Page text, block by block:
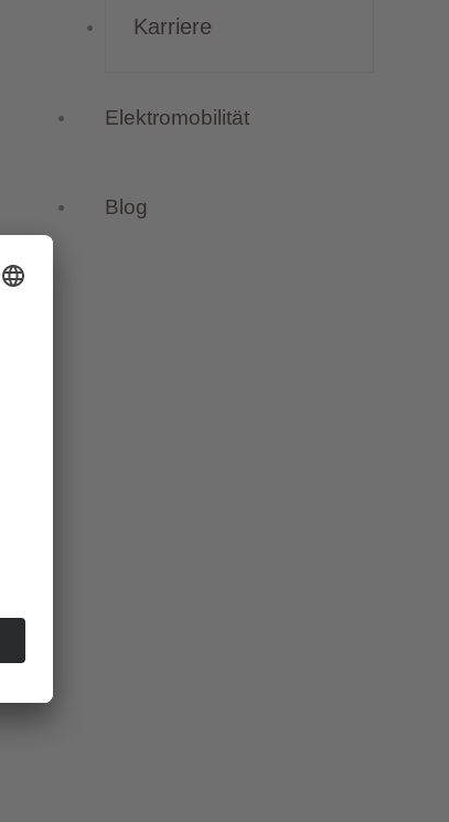
Karriere
Elektromobilität
Blog